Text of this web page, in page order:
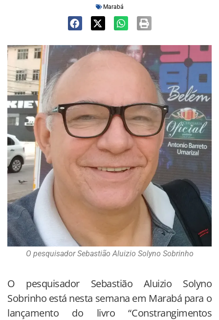
Marabá
O pesquisador Sebastião Aluizio Solyno Sobrinho
O pesquisador Sebastião Aluizio Solyno
Sobrinho está nesta semana em Marabá para o
lançamento do livro “Constrangimentos